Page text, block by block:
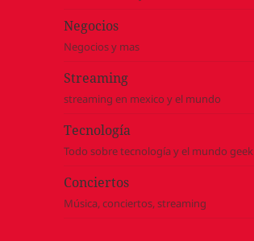
Negocios
Negocios y mas
Streaming
streaming en mexico y el mundo
Tecnología
Todo sobre tecnología y el mundo geek
Conciertos
Música, conciertos, streaming